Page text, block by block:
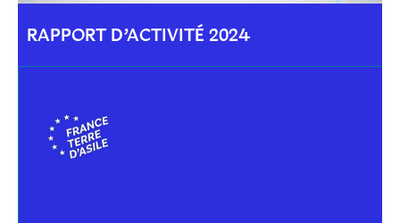
RAPPORT D’ACTIVITÉ 2024